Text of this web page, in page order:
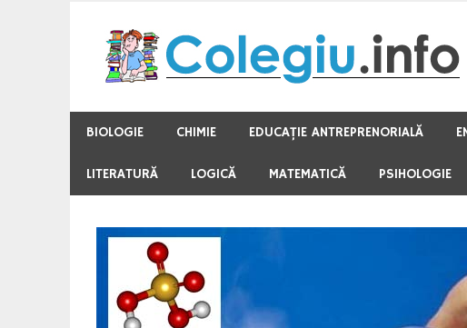
content
BIOLOGIE CHIMIE EDUCAŢIE ANTREPRENORIALĂ
LITERATURĂ LOGICĂ MATEMATICĂ PSIHOLOGIE